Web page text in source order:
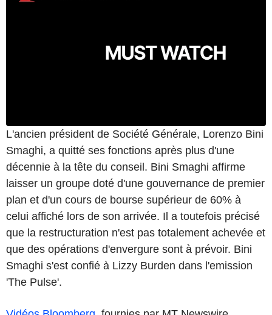
L'ancien président de Société Générale, Lorenzo Bini
Smaghi, a quitté ses fonctions après plus d'une
décennie à la tête du conseil. Bini Smaghi affirme
laisser un groupe doté d'une gouvernance de premier
plan et d'un cours de bourse supérieur de 60% à
celui affiché lors de son arrivée. Il a toutefois précisé
que la restructuration n'est pas totalement achevée et
que des opérations d'envergure sont à prévoir. Bini
Smaghi s'est confié à Lizzy Burden dans l'emission
'The Pulse'.